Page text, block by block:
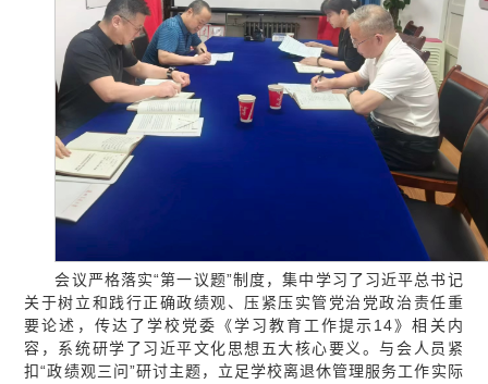
会议严格落实“第一议题”制度，集中学习了习近平总书记
关于树立和践行正确政绩观、压紧压实管党治党政治责任重
要论述，传达了学校党委《学习教育工作提示14》相关内
容，系统研学了习近平文化思想五大核心要义。与会人员紧
扣“政绩观三问”研讨主题，立足学校离退休管理服务工作实际